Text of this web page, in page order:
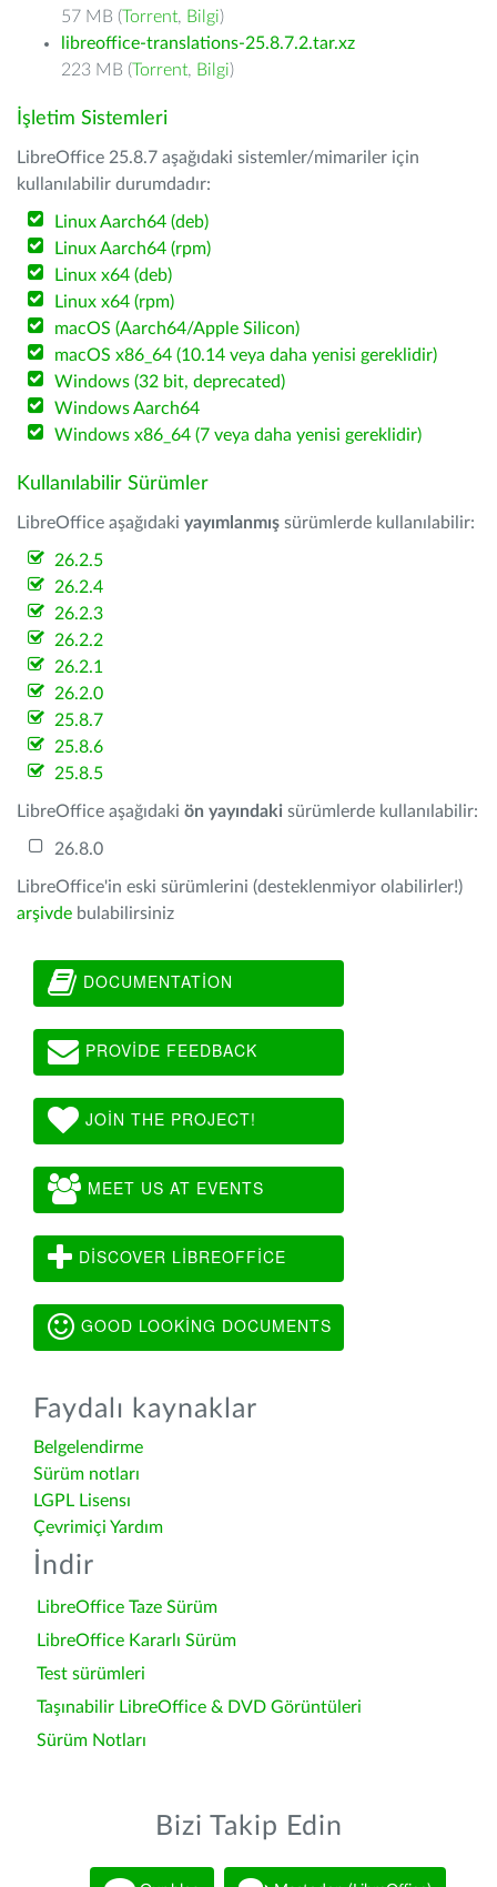
57 MB (Torrent, Bilgi)
libreoffice-translations-25.8.7.2.tar.xz
223 MB (Torrent, Bilgi)
İşletim Sistemleri
LibreOffice 25.8.7 aşağıdaki sistemler/mimariler için
kullanılabilir durumdadır:
Linux Aarch64 (deb)
Linux Aarch64 (rpm)
Linux x64 (deb)
Linux x64 (rpm)
macOS (Aarch64/Apple Silicon)
macOS x86_64 (10.14 veya daha yenisi gereklidir)
Windows (32 bit, deprecated)
Windows Aarch64
Windows x86_64 (7 veya daha yenisi gereklidir)
Kullanılabilir Sürümler
LibreOffice aşağıdaki yayımlanmış sürümlerde kullanılabilir:
26.2.5
26.2.4
26.2.3
26.2.2
26.2.1
26.2.0
25.8.7
25.8.6
25.8.5
LibreOffice aşağıdaki ön yayındaki sürümlerde kullanılabilir:
26.8.0
LibreOffice'in eski sürümlerini (desteklenmiyor olabilirler!)
arşivde bulabilirsiniz
DOCUMENTATION
PROVIDE FEEDBACK
JOIN THE PROJECT!
MEET US AT EVENTS
DISCOVER LIBREOFFICE
GOOD LOOKING DOCUMENTS
Faydalı kaynaklar
Belgelendirme
Sürüm notları
LGPL Lisensı
Çevrimiçi Yardım
İndir
LibreOffice Taze Sürüm
LibreOffice Kararlı Sürüm
Test sürümleri
Taşınabilir LibreOffice & DVD Görüntüleri
Sürüm Notları
Bizi Takip Edin